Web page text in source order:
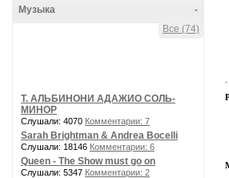
-
Музыка
Все (74)
Т. АЛЬБИНОНИ АДАЖИО СОЛЬ-
МИНОР
Слушали: 4070 Комментарии: 7
Sarah Brightman & Andrea Bocelli
Слушали: 18146 Комментарии: 6
Queen - The Show must go on
Слушали: 5347 Комментарии: 2